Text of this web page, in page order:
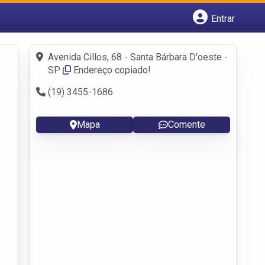
Entrar
Fazer login
Criar conta
Avenida Cillos, 68 - Santa Bárbara D'oeste -
SP
Endereço copiado!
(19) 3455-1686
Mapa Comente